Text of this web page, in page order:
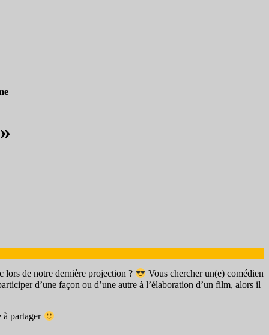
lors de notre dernière projection ?
Vous chercher un(e) comédien
d’une façon ou d’une autre à l’élaboration d’un film, alors il
à partager